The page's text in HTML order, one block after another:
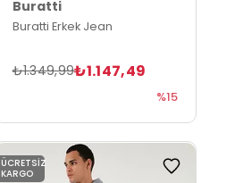
Buratti
Buratti Erkek Jean
₺1.147,49
₺1.349,99
%15
ÜCRETSIZ
KARGO